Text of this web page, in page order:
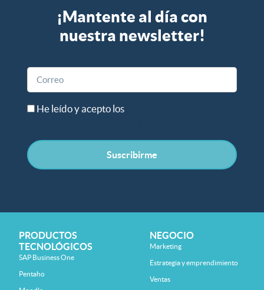
¡Mantente al día con
nuestra newsletter!​
He leído y acepto los
Suscribirme
PRODUCTOS
TECNOLÓGICOS
SAP Business One
Pentaho
NEGOCIO
Marketing
Estrategia y emprendimiento
Ventas